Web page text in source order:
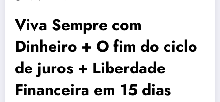
Viva Sempre com
Dinheiro + O fim do ciclo
de juros + Liberdade
Financeira em 15 dias